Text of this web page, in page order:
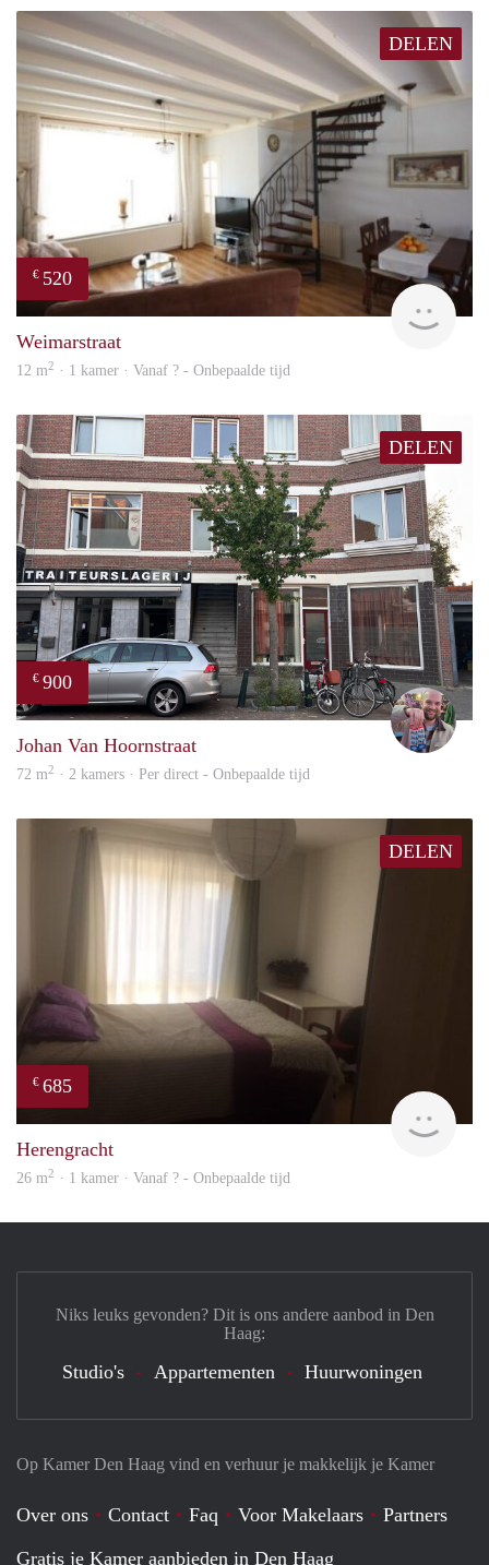
DELEN
€ 520
Weimarstraat
12 m2 · 1 kamer · Vanaf ? - Onbepaalde tijd
DELEN
€ 900
Johan Van Hoornstraat
72 m2 · 2 kamers · Per direct - Onbepaalde tijd
DELEN
€ 685
Herengracht
26 m2 · 1 kamer · Vanaf ? - Onbepaalde tijd
Op Kamer Den Haag vind en verhuur je makkelijk je Kamer
Over ons Contact Faq Voor Makelaars
Partners
Gratis je Kamer aanbieden in Den Haag
Niks leuks gevonden? Dit is ons andere aanbod in Den
Haag:
Studio's Appartementen Huurwoningen